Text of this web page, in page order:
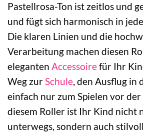
Pastellrosa-Ton ist zeitlos und
und fügt sich harmonisch in
Die klaren Linien und die
Verarbeitung machen diesen
eleganten Accessoirefür Ihr
Weg zurSchule, den Ausflug in
einfach nur zum Spielen vor
diesem Roller ist Ihr Kind nicht
unterwegs, sondern auch